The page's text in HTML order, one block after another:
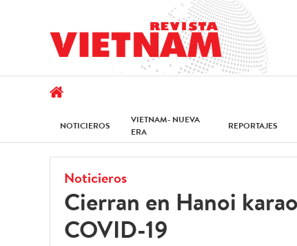
NOTICIEROS
VIETNAM- NUEVA
ERA
REPORTAJES
Noticieros
Cierran en Hanoi
COVID-19